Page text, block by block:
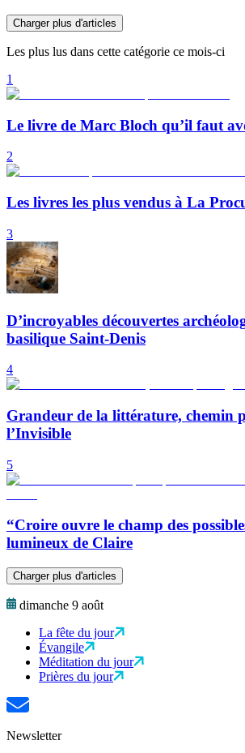
Charger plus d'articles
Les plus lus dans cette catégorie ce mois-ci
1
Le livre de Marc Bloch qu’il faut
2
Les livres les plus vendus à La
3
D’incroyables découvertes
basilique Saint-Denis
4
Grandeur de la littérature, chemin
l’Invisible
5
“Croire ouvre le champ des
lumineux de Claire
Charger plus d'articles
dimanche 9 août
La fête du jour
Évangile
Méditation du jour
Prières du jour
Newsletter